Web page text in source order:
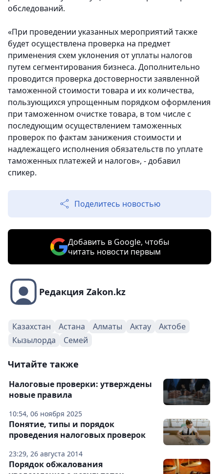
обследований.
«При проведении указанных мероприятий также
будет осуществлена проверка на предмет
применения схем уклонения от уплаты налогов
путем сегментирования бизнеса. Дополнительно
проводится проверка достоверности заявленной
таможенной стоимости товара и их количества,
пользующихся упрощенным порядком оформления
при таможенном очистке товара, в том числе с
последующим осуществлением таможенных
проверок по фактам занижения стоимости и
надлежащего исполнения обязательств по уплате
таможенных платежей и налогов», - добавил
спикер.
Поделитесь новостью
Добавить в Google, чтобы
читать новости первым
Редакция Zakon.kz
Казахстан Астана Алматы Актау
Актобе
Кызылорда
Семей
Читайте также
10:54, 06 ноября 2025
Налоговые проверки: утверждены
новые правила
23:29, 26 августа 2014
Понятие, типы и порядок
проведения налоговых проверок
Порядок обжалования